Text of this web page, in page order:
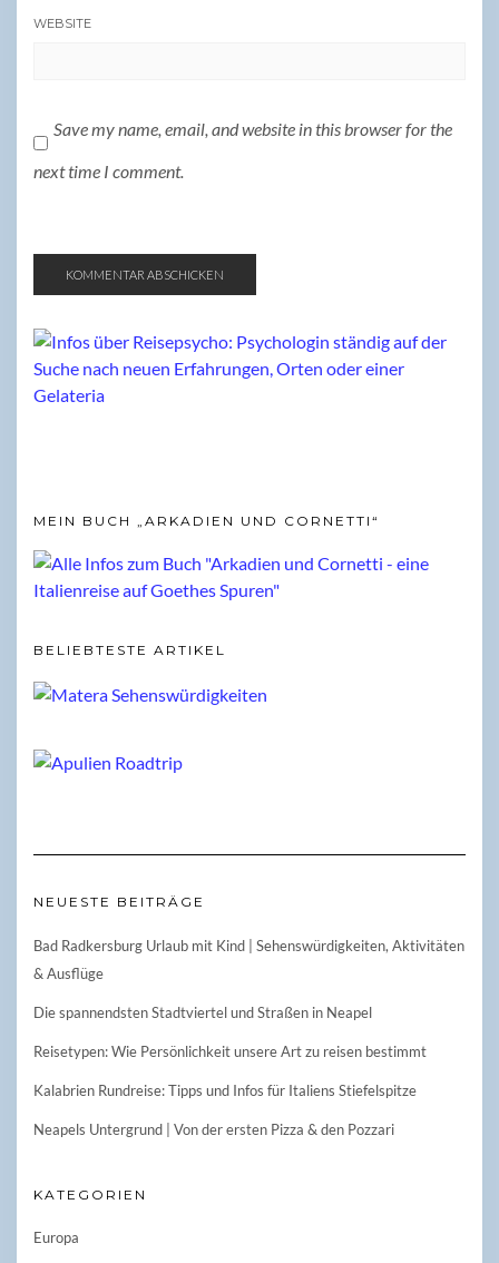
WEBSITE
Save my name, email, and website in this browser for the
next time I comment.
MEIN BUCH „ARKADIEN UND CORNETTI“
BELIEBTESTE ARTIKEL
NEUESTE BEITRÄGE
Bad Radkersburg Urlaub mit Kind | Sehenswürdigkeiten, Aktivitäten
& Ausflüge
Die spannendsten Stadtviertel und Straßen in Neapel
Reisetypen: Wie Persönlichkeit unsere Art zu reisen bestimmt
Kalabrien Rundreise: Tipps und Infos für Italiens Stiefelspitze
Neapels Untergrund | Von der ersten Pizza & den Pozzari
KATEGORIEN
Europa